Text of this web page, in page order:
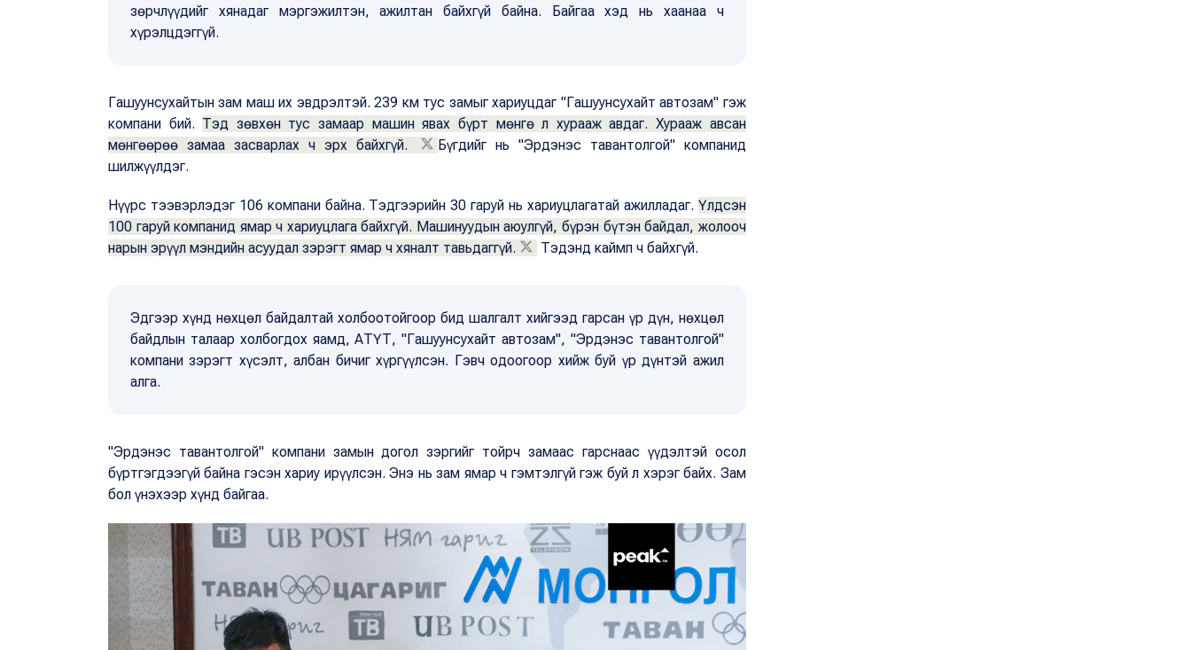
зөрчлүүдийг хянадаг мэргэжилтэн, ажилтан байхгүй байна. Байгаа хэд нь хаанаа ч
хүрэлцдэггүй.
Гашуунсухайтын зам маш их эвдрэлтэй. 239 км тус замыг хариуцдаг "Гашуунсухайт автозам" гэж
компани бий. Тэд зөвхөн тус замаар машин явах бүрт мөнгө л хурааж авдаг. Хурааж авсан
мөнгөөрөө замаа засварлах ч эрх байхгүй.
Бүгдийг нь "Эрдэнэс тавантолгой" компанид
шилжүүлдэг.
Нүүрс тээвэрлэдэг 106 компани байна. Тэдгээрийн 30 гаруй нь хариуцлагатай ажилладаг. Үлдсэн
100 гаруй компанид ямар ч хариуцлага байхгүй. Машинуудын аюулгүй, бүрэн бүтэн байдал, жолооч
нарын эрүүл мэндийн асуудал зэрэгт ямар ч хяналт тавьдаггүй.
Тэдэнд каймп ч байхгүй.
Эдгээр хүнд нөхцөл байдалтай холбоотойгоор бид шалгалт хийгээд гарсан үр дүн, нөхцөл
байдлын талаар холбогдох яамд, АТҮТ, "Гашуунсухайт автозам", "Эрдэнэс тавантолгой"
компани зэрэгт хүсэлт, албан бичиг хүргүүлсэн. Гэвч одоогоор хийж буй үр дүнтэй ажил
алга.
"Эрдэнэс тавантолгой" компани замын догол зэргийг тойрч замаас гарснаас үүдэлтэй осол
бүртгэгдээгүй байна гэсэн хариу ирүүлсэн. Энэ нь зам ямар ч гэмтэлгүй гэж буй л хэрэг байх. Зам
бол үнэхээр хүнд байгаа.